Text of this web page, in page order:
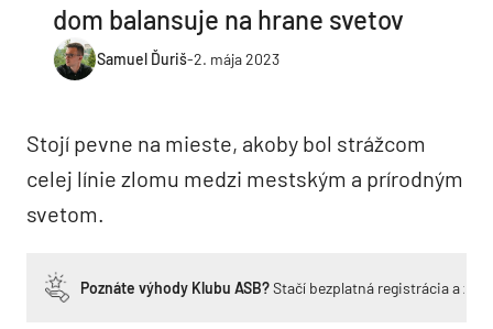
dom balansuje na hrane svetov
Samuel Ďuriš-2. mája 2023
Stojí pevne na mieste, akoby bol strážcom
celej línie zlomu medzi mestským a prírodným
svetom.
Poznáte výhody Klubu ASB?Stačí bezplatná registrácia a